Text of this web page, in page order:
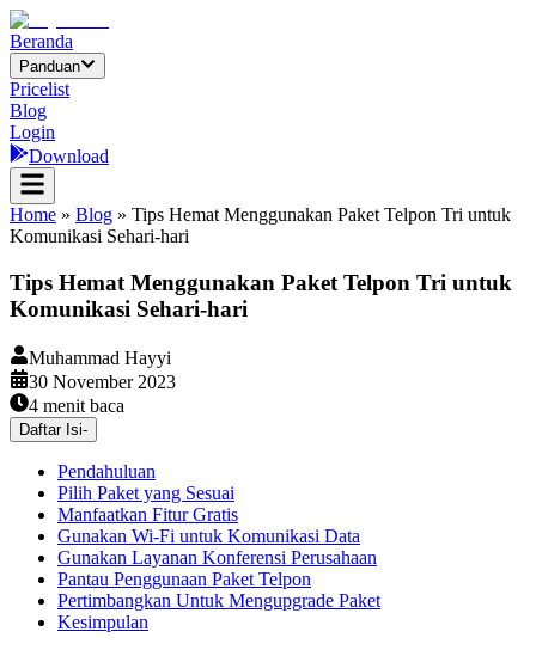
Beranda
Panduan
Pricelist
Blog
Login
Download
Home » Blog » Tips Hemat Menggunakan Paket Telpon Tri untuk
Komunikasi Sehari-hari
Tips Hemat Menggunakan Paket Telpon Tri untuk
Komunikasi Sehari-hari
Muhammad Hayyi
30 November 2023
4 menit baca
Daftar Isi-
Pendahuluan
Pilih Paket yang Sesuai
Manfaatkan Fitur Gratis
Gunakan Wi-Fi untuk Komunikasi Data
Gunakan Layanan Konferensi Perusahaan
Pantau Penggunaan Paket Telpon
Pertimbangkan Untuk Mengupgrade Paket
Kesimpulan